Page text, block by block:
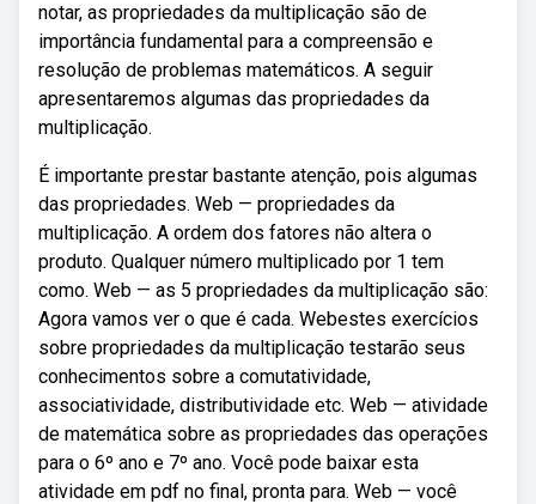
notar, as propriedades da multiplicação são de
importância fundamental para a compreensão e
resolução de problemas matemáticos. A seguir
apresentaremos algumas das propriedades da
multiplicação.
É importante prestar bastante atenção, pois algumas
das propriedades. Web — propriedades da
multiplicação. A ordem dos fatores não altera o
produto. Qualquer número multiplicado por 1 tem
como. Web — as 5 propriedades da multiplicação são:
Agora vamos ver o que é cada. Webestes exercícios
sobre propriedades da multiplicação testarão seus
conhecimentos sobre a comutatividade,
associatividade, distributividade etc. Web — atividade
de matemática sobre as propriedades das operações
para o 6º ano e 7º ano. Você pode baixar esta
atividade em pdf no final, pronta para. Web — você